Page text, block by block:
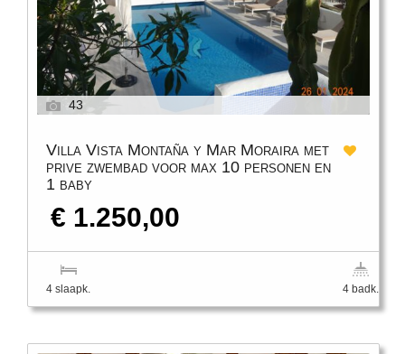
43
Villa Vista Montaña y Mar Moraira met
prive zwembad voor max 10 personen en
1 baby
€ 1.250,00
4 slaapk. 4 badk.